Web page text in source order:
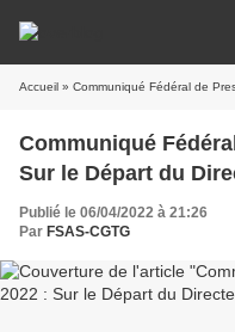
Accueil » Communiqué Fédéral de Presse –
Communiqué
Sur le Départ du
Publié le 06/04/2022 à 21:26
Par FSAS-CGTG